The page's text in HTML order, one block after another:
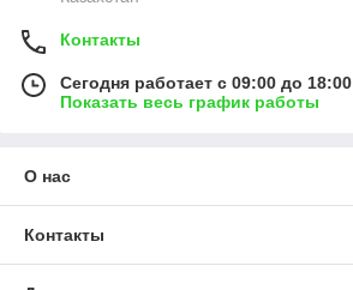
Контакты
Сегодня работает с 09:00 до 18:00
Показать весь график работы
О нас
Контакты